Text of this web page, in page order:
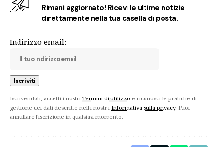
Rimani aggiornato! Ricevi le ultime notizie
direttamente nella tua casella di posta.
Indirizzo email:
Iscrivendoti, accetti i nostri Termini di utilizzo e riconosci le pratiche di
gestione dei dati descritte nella nostra Informativa sulla privacy. Puoi
annullare l'iscrizione in qualsiasi momento.